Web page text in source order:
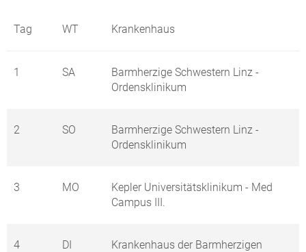
Tag WT Krankenhaus
1 SA
Barmherzige Schwestern Linz -
Ordensklinikum
2 SO
Barmherzige Schwestern Linz -
Ordensklinikum
3 MO
Kepler Universitätsklinikum - Med
Campus III.
4 DI
Krankenhaus der Barmherzigen